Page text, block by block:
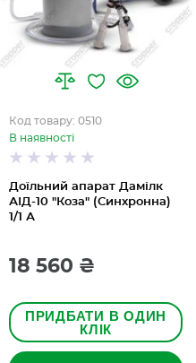
Доїльний апарат Дамілк
АІД-10 "Коза" (Синхронна)
1/1 А
Код товару: 0510
В наявності
18 560 ₴
ПРИДБАТИ В ОДИН
КЛІК